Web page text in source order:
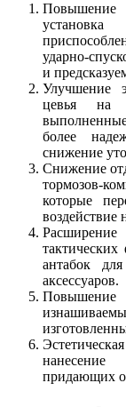
Повышение
ударно-
и
Улучшение
цевья на
более
снижение
Снижение
тормозов-
которые
воздействие
тактических
антабок
аксессуаров.
придающих